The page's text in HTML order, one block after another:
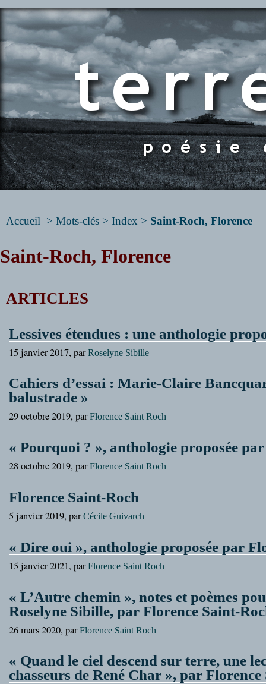
Accueil > Mots-clés > Index > Saint-Roch, Florence
Saint-Roch, Florence
ARTICLES
Lessives étendues : une anthologie
15 janvier 2017, parRoselyne Sibille
Cahiers d’essai : Marie-Claire
balustrade »
29 octobre 2019, parFlorence Saint Roch
« Pourquoi ? », anthologie proposée
28 octobre 2019, parFlorence Saint Roch
Florence Saint-Roch
5 janvier 2019, parCécile Guivarch
« Dire oui », anthologie proposée par
15 janvier 2021, parFlorence Saint Roch
« L’Autre chemin », notes et poèmes
Roselyne Sibille, par Florence Saint-
26 mars 2020, parFlorence Saint Roch
« Quand le ciel descend sur terre, une
chasseurs de René Char », par